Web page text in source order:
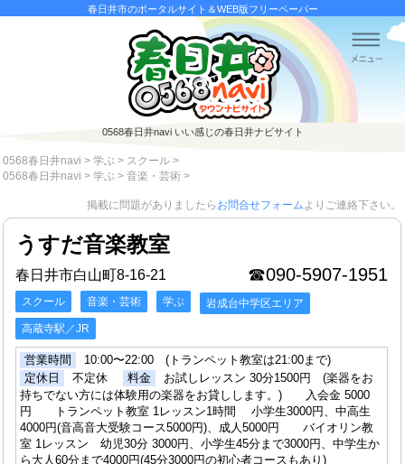
春日井市のポータルサイト＆WEB版フリーペーパー
0568春日井naviいい感じの春日井ナビサイト
0568春日井navi > 学ぶ > スクール >
0568春日井navi > 学ぶ > 音楽・芸術 >
掲載に問題がありましたら お問合せフォームよりご連絡下さい。
うすだ音楽教室
☎090-5907-1951
春日井市白山町8-16-21
スクール 音楽・芸術 学ぶ
岩成台中学区エリア
高蔵寺駅／JR
営業時間
10:00〜22:00 (トランペット教室は21:00まで)
定休日
不定休 料金
お試しレッスン 30分1500円 (楽器をお
持ちでない方には体験用の楽器をお貸しします。) 入会金 5000
円 トランペット教室 1レッスン1時間 小学生3000円、中高生
4000円(音高音大受験コース5000円)、成人5000円 バイオリン教
室 1レッスン 幼児30分 3000円、小学生45分まで3000円、中学生か
ら大人60分まで4000円(45分3000円の初心者コースもあり)